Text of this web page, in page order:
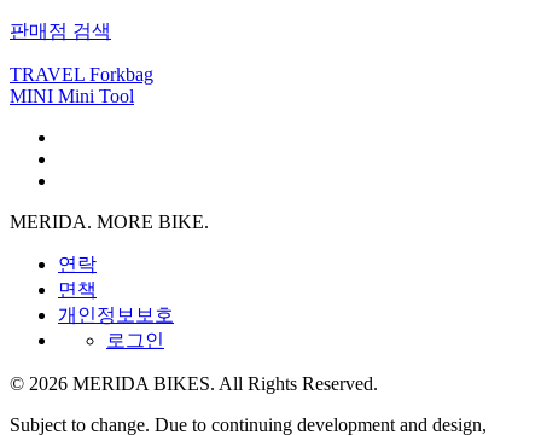
판매점 검색
TRAVEL Forkbag
MINI Mini Tool
MERIDA. MORE BIKE.
연락
면책
개인정보보호
로그인
© 2026 MERIDA BIKES. All Rights Reserved.
Subject to change. Due to continuing development and design,